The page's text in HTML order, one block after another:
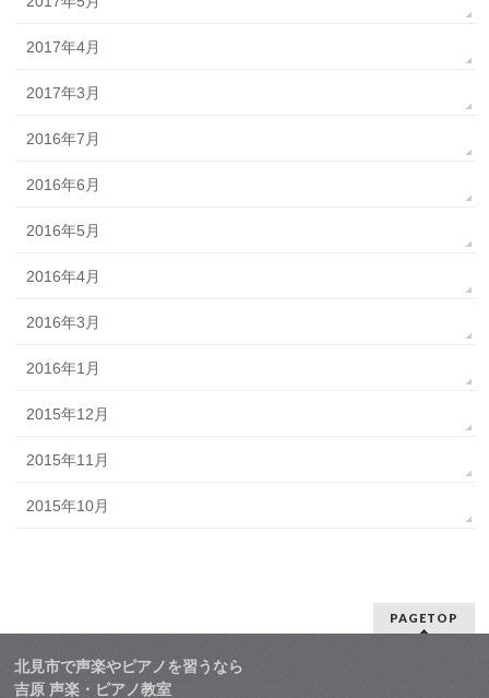
2017年4月
2017年3月
2016年7月
2016年6月
2016年5月
2016年4月
2016年3月
2016年1月
2015年12月
2015年11月
2015年10月
PAGETOP
北見市で声楽やピアノを習うなら
吉原 声楽・ピアノ教室